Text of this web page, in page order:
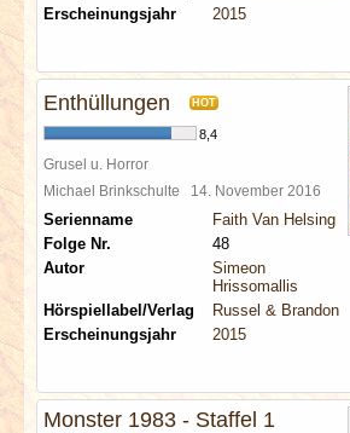
Erscheinungsjahr
2015
Enthüllungen HOT
8,4
Grusel u. Horror
Michael Brinkschulte 14. November 2016
Serienname
Faith Van Helsing
Folge Nr.
48
Autor
Simeon
Hrissomallis
Hörspiellabel/Verlag
Russel & Brandon
Erscheinungsjahr
2015
Monster 1983 - Staffel 1